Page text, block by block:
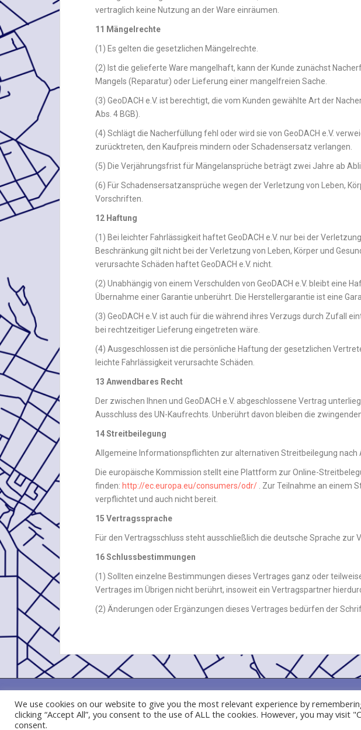
vertraglich keine Nutzung an der Ware einräumen.
11 Mängelrechte
(1) Es gelten die gesetzlichen Mängelrechte.
(2) Ist die gelieferte Ware mangelhaft, kann der Kunde zunächst
Mangels (Reparatur) oder Lieferung einer mangelfreien Sache.
(3) GeoDACH e.V. ist berechtigt, die vom Kunden gewählte Art der
Abs. 4 BGB).
(4) Schlägt die Nacherfüllung fehl oder wird sie von GeoDACH e.V.
zurücktreten, den Kaufpreis mindern oder Schadensersatz verlangen.
(5) Die Verjährungsfrist für Mängelansprüche beträgt zwei Jahre ab
(6) Für Schadensersatzansprüche wegen der Verletzung von Leben,
Vorschriften.
12 Haftung
(1) Bei leichter Fahrlässigkeit haftet GeoDACH e.V. nur bei der
Beschränkung gilt nicht bei der Verletzung von Leben, Körper und
verursachte Schäden haftet GeoDACH e.V. nicht.
(2) Unabhängig von einem Verschulden von GeoDACH e.V. bleibt eine
Übernahme einer Garantie unberührt. Die Herstellergarantie ist eine
(3) GeoDACH e.V. ist auch für die während ihres Verzugs durch Zufall
bei rechtzeitiger Lieferung eingetreten wäre.
(4) Ausgeschlossen ist die persönliche Haftung der gesetzlichen
leichte Fahrlässigkeit verursachte Schäden.
13 Anwendbares Recht
Der zwischen Ihnen und GeoDACH e.V. abgeschlossene Vertrag
Ausschluss des UN-Kaufrechts. Unberührt davon bleiben die
14 Streitbeilegung
Allgemeine Informationspflichten zur alternativen Streitbeilegung nach
Die europäische Kommission stellt eine Plattform zur Online-
finden: http://ec.europa.eu/consumers/odr/ . Zur Teilnahme an einem
verpflichtet und auch nicht bereit.
15 Vertragssprache
Für den Vertragsschluss steht ausschließlich die deutsche Sprache zur
16Schlussbestimmungen
(1) Sollten einzelne Bestimmungen dieses Vertrages ganz oder
Vertrages im Übrigen nicht berührt, insoweit ein Vertragspartner
(2) Änderungen oder Ergänzungen dieses Vertrages bedürfen der
ALLGEMEINE GESCHÄFTSBEDINGUNGEN WIEDERRUFSRECHT
We use cookies on our website to give you the most relevant experience by
clicking “Accept All”, you consent to the use of ALL the cookies. However, you may visit
consent.